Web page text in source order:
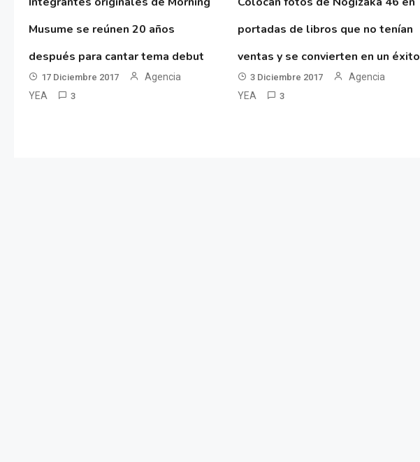
Musume se reúnen 20 años
después para cantar tema debut
17 Diciembre 2017
Agencia
YEA
3
portadas de libros que no tenían
ventas y se convierten en un éxito
3 Diciembre 2017
Agencia
YEA
3